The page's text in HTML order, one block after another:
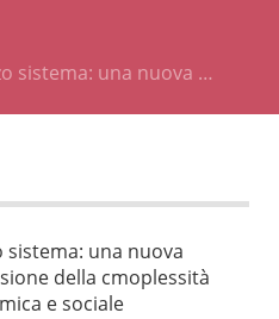
sistema: una nuova …
sistema: una nuova
della cmoplessità
e sociale